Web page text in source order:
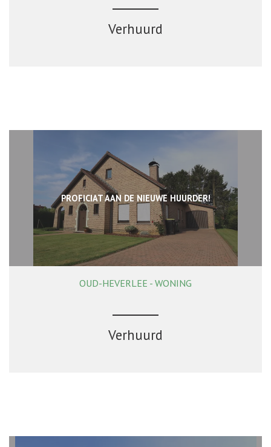
Verhuurd
PROFICIAT AAN DE NIEUWE HUURDER!
3 1 Ja
OUD-HEVERLEE - WONING
Verhuurd